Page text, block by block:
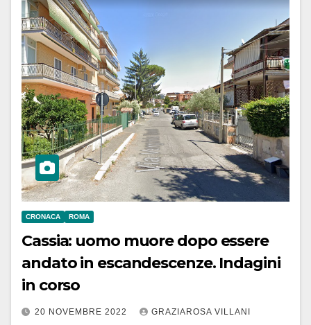
CRONACA ROMA
Cassia: uomo muore dopo essere
andato in escandescenze. Indagini
in corso
20 NOVEMBRE 2022 GRAZIAROSA VILLANI